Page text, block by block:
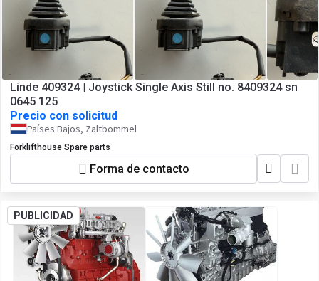
Linde 409324 | Joystick Single Axis Still no. 8409324 sn
0645 125
Precio con solicitud
Países Bajos, Zaltbommel
Forklifthouse Spare parts
Forma de contacto
PUBLICIDAD